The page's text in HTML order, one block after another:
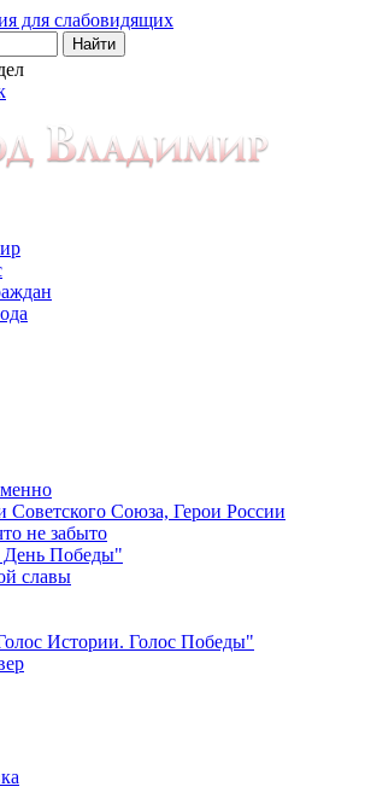
для слабовидящих
Союза, Герои России
не забыто
День Победы"
славы
Истории. Голос Победы"